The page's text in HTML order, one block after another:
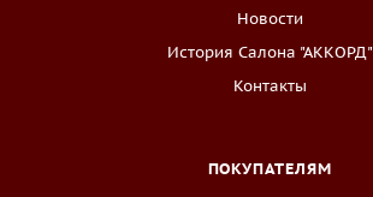
Новости
История Салона "АККОРД"
Контакты
ПОКУПАТЕЛЯМ